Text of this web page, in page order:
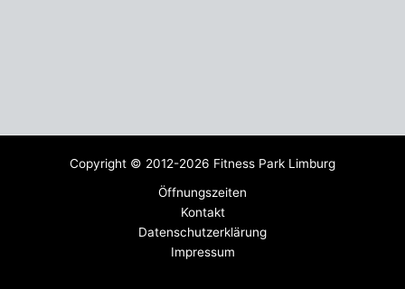
Copyright © 2012-2026 Fitness Park Limburg
Öffnungszeiten
Kontakt
Datenschutzerklärung
Impressum